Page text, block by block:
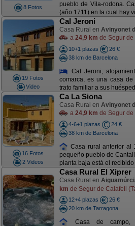
8 Fotos
pueblo de Vila-rodona.
(año 1711) en la cual hay
19 Fotos
Video
Cal Jeroni
Casa Rural en Avinyonet
a 24,9 km de Segur de
10+1 plazas
26 €
38 km de Barcelona
Cal Jeroni,
comarca, es una casa
trato familiar a sus
16 Fotos
2 Videos
Ca La Siona
Casa Rural en Avinyonet
a 24,9 km de Segur de
4-6+1 plazas
24 €
38 km de Barcelona
Casa rural anterior al
pequeño pueblo de
planta baja está el recibido
Casa Rural El Xiprer
Casa Rural en
km de Segur de Calafell
12+4 plazas
26 €
20 km de Tarragona
Casa de campo,